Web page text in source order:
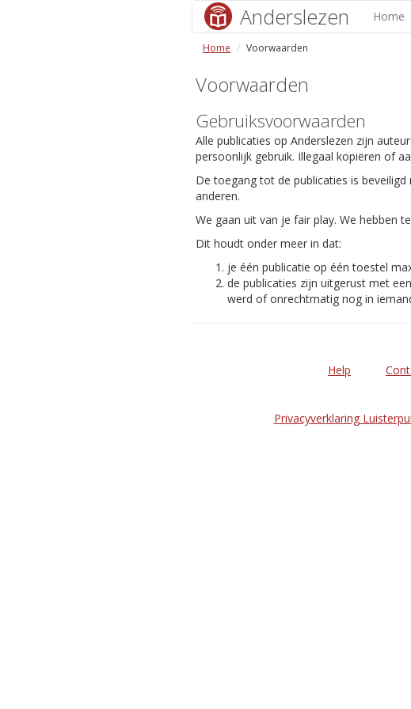
Anderslezen Home
Home Voorwaarden
Voorwaarden
Gebruiksvoorwaarden
Alle publicaties op Anderslezen zijn
persoonlijk gebruik. Illegaal kopiëren of
De toegang tot de publicaties is
anderen.
We gaan uit van je fair play. We hebben
Dit houdt onder meer in dat:
je één publicatie op één toestel
de publicaties zijn uitgerust met
werd of onrechtmatig nog in
Help
Privacyverklaring